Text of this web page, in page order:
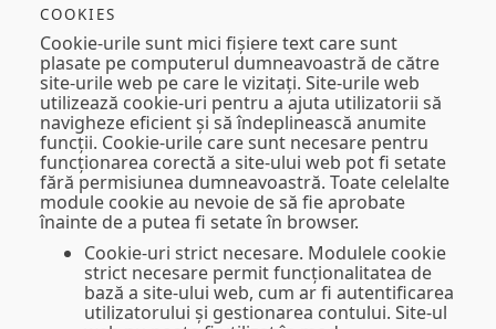
COOKIES
Cookie-urile sunt mici fișiere text care sunt
plasate pe computerul dumneavoastră de către
site-urile web pe care le vizitați. Site-urile web
utilizează cookie-uri pentru a ajuta utilizatorii să
navigheze eficient și să îndeplinească anumite
funcții. Cookie-urile care sunt necesare pentru
funcționarea corectă a site-ului web pot fi setate
fără permisiunea dumneavoastră. Toate celelalte
module cookie au nevoie de să fie aprobate
înainte de a putea fi setate în browser.
Cookie-uri strict necesare. Modulele cookie
strict necesare permit funcționalitatea de
bază a site-ului web, cum ar fi autentificarea
utilizatorului și gestionarea contului. Site-ul